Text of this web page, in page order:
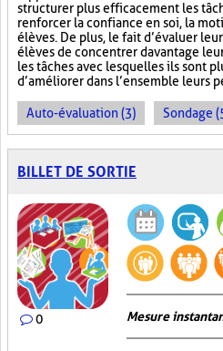
structurer plus efficacement les
renforcer la confiance en soi, la
élèves. De plus, le fait d’évaluer
élèves de concentrer davantage
les tâches avec lesquelles ils sont
d’améliorer dans l’ensemble leurs
Auto-évaluation (3) Sondage
BILLET DE SORTIE
0 Mesure